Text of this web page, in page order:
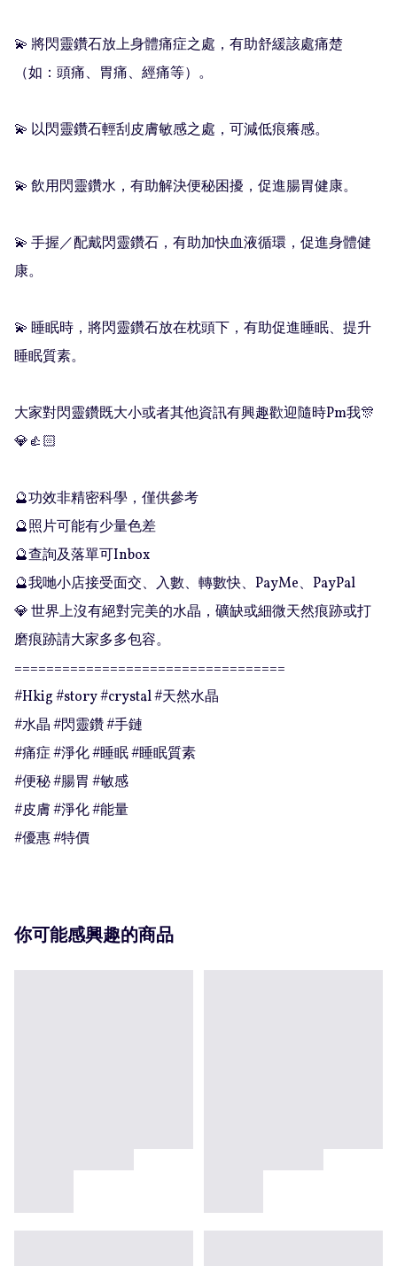
💫 將閃靈鑽石放上身體痛症之處，有助舒緩該處痛楚
（如：頭痛、胃痛、經痛等）。
💫 以閃靈鑽石輕刮皮膚敏感之處，可減低痕癢感。
💫 飲用閃靈鑽水，有助解決便秘困擾，促進腸胃健康。
💫 手握／配戴閃靈鑽石，有助加快血液循環，促進身體健
康。
💫 睡眠時，將閃靈鑽石放在枕頭下，有助促進睡眠、提升
睡眠質素。
大家對閃靈鑽既大小或者其他資訊有興趣歡迎隨時Pm我🎊
💎👍🏻
🔮功效非精密科學，僅供參考
🔮照片可能有少量色差
🔮查詢及落單可Inbox
🔮我哋小店接受面交、入數、轉數快、PayMe、PayPal
💎 世界上沒有絕對完美的水晶，礦缺或細微天然痕跡或打
磨痕跡請大家多多包容。
==================================
#Hkig #story #crystal #天然水晶
#水晶 #閃靈鑽 #手鏈
#痛症 #淨化 #睡眠 #睡眠質素
#便秘 #腸胃 #敏感
#皮膚 #淨化 #能量
#優惠 #特價
你可能感興趣的商品